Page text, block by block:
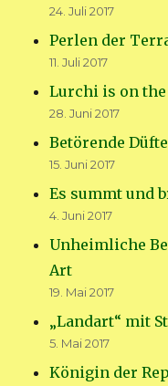
24. Juli 2017
Perlen der
11. Juli 2017
Lurchi is on
28. Juni 2017
Betörende Düfte
15. Juni 2017
Es summt und
4. Juni 2017
Unheimliche
Art
19. Mai 2017
„Landart“ mit
5. Mai 2017
Königin der